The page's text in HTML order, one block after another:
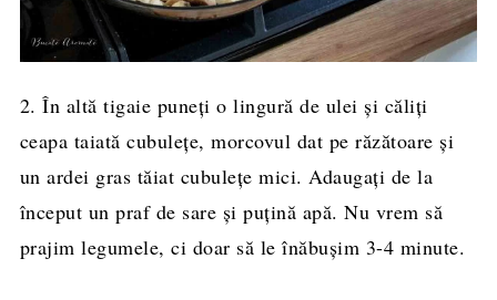
2. În altă tigaie puneți o lingură de ulei și căliți
ceapa taiată cubulețe, morcovul dat pe răzătoare și
un ardei gras tăiat cubulețe mici. Adaugați de la
început un praf de sare și puțină apă. Nu vrem să
prajim legumele, ci doar să le înăbușim 3-4 minute.